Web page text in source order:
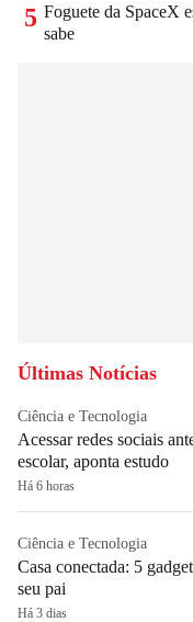
5 Foguete da SpaceX
sabe
Últimas Notícias
Ciência e Tecnologia
Acessar redes sociais
escolar, aponta estudo
Há 6 horas
Ciência e Tecnologia
Casa conectada: 5
seu pai
Há 3 dias